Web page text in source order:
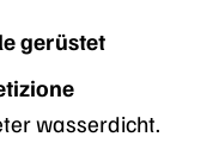
gerüstet
wasserdicht.